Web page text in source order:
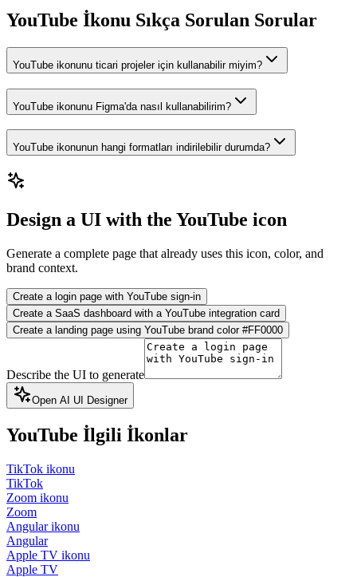
YouTube İkonu Sıkça Sorulan Sorular
YouTube ikonunu ticari projeler için kullanabilir miyim?
YouTube ikonunu Figma'da nasıl kullanabilirim?
YouTube ikonunun hangi formatları indirilebilir durumda?
Design a UI with the YouTube icon
Generate a complete page that already uses this icon, color, and
brand context.
Create a login page with YouTube sign-in
Create a SaaS dashboard with a YouTube integration card
Create a landing page using YouTube brand color #FF0000
Describe the UI to generate
Open AI UI Designer
YouTube İlgili İkonlar
TikTok ikonu
TikTok
Zoom ikonu
Zoom
Angular ikonu
Angular
Apple TV ikonu
Apple TV